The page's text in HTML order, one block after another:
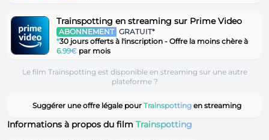
Trainspotting en streaming sur Prime Video
ABONNEMENT GRATUIT*
*30 jours offerts à l'inscription - Offre la moins chère à
6.99€ par mois
Le film Trainspotting est disponible en streaming sur une autre
plateforme ?
Suggérer une offre légale pour Trainspotting en streaming
Informations à propos du film Trainspotting